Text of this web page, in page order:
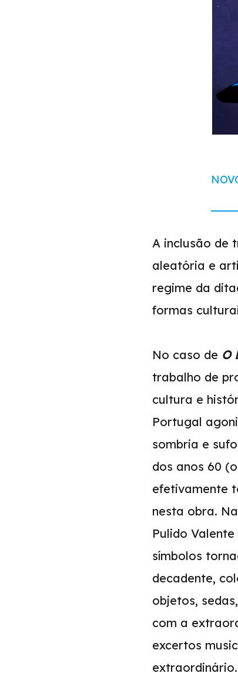
A inclusão de
aleatória e
regime da
formas
No caso de O
trabalho de
cultura e
Portugal
sombria e
dos anos 60
efetivamente
nesta obra.
Pulido
símbolos
decadente,
objetos,
com a
excertos
extraordinário.